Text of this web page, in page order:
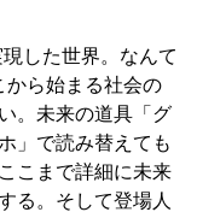
した世界。なんて
から始まる社会の
。未来の道具「グ
」で読み替えても
こまで詳細に未来
る。そして登場人